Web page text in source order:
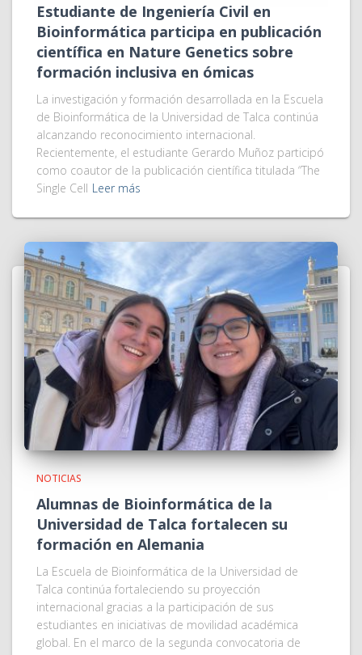
Estudiante de Ingeniería Civil en
Bioinformática participa en publicación
científica en Nature Genetics sobre
formación inclusiva en ómicas
La investigación y formación desarrollada en la Escuela
de Bioinformática de la Universidad de Talca continúa
alcanzando reconocimiento internacional.
Recientemente, el estudiante Gerardo Muñoz participó
como coautor de la publicación científica titulada “The
Single Cell Leer más
NOTICIAS
Alumnas de Bioinformática de la
Universidad de Talca fortalecen su
formación en Alemania
La Escuela de Bioinformática de la Universidad de
Talca continúa fortaleciendo su proyección
internacional gracias a la participación de sus
estudiantes en iniciativas de movilidad académica
global. En el marco de la segunda convocatoria de